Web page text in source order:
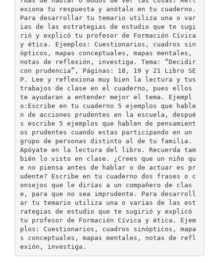
exiona tu respuesta y anótalo en tu cuaderno.
Para desarrollar tu temario utiliza una o var
ias de las estrategias de estudio que te sugi
rió y explicó tu profesor de Formación Cívica
y ética. Ejemplos: Cuestionarios, cuadros sin
ópticos, mapas conceptuales, mapas mentales,
notas de reflexión, investiga. Tema: “Decidir
con prudencia”, Páginas: 18, 19 y 21 Libro SE
P. Lee y reflexiona muy bien la lectura y tus
trabajos de clase en el cuaderno, pues ellos
te ayudaran a entender mejor el tema. Ejempl
o:Escribe en tu cuaderno 5 ejemplos que hable
n de acciones prudentes en la escuela, despué
s escribe 5 ejemplos que hablen de pensamient
os prudentes cuando estas participando en un
grupo de personas distinto al de tu familia.
Apóyate en la lectura del libro. Recuerda tam
bién lo visto en clase. ¿Crees que un niño qu
e no piensa antes de hablar o de actuar es pr
udente? Escribe en tu cuaderno dos frases o c
onsejos que le dirías a un compañero de clas
e, para que no sea imprudente. Para desarroll
ar tu temario utiliza una o varias de las est
rategias de estudio que te sugirió y explicó
tu profesor de Formación Cívica y ética. Ejem
plos: Cuestionarios, cuadros sinópticos, mapa
s conceptuales, mapas mentales, notas de refl
exión, investiga.